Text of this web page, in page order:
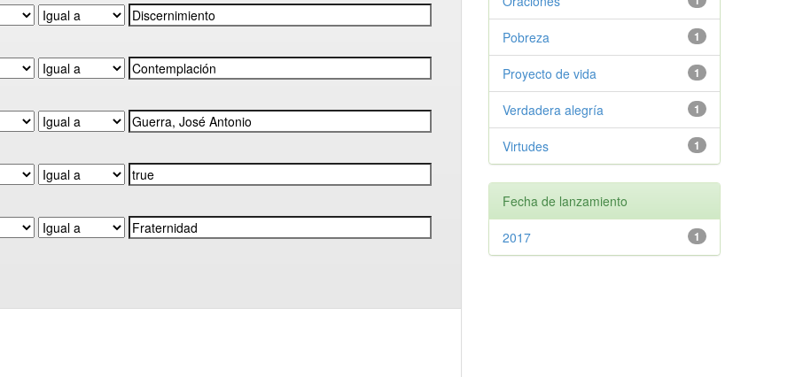
1
Pobreza
1
Proyecto de vida
1
Verdadera alegría
1
Virtudes
Fecha de lanzamiento
1
2017